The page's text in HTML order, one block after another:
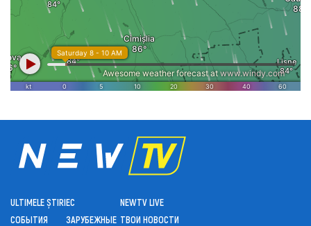
ULTIMELE ȘTIRI
СОБЫТИЯ
ЕС
ЗАРУБЕЖНЫЕ
NEWTV LIVE
ТВОИ НОВОСТИ